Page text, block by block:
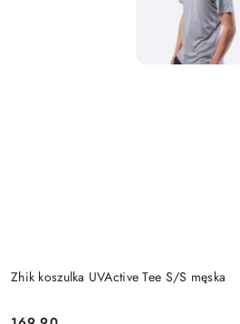
Zhik koszulka UVActive Tee S/S męska